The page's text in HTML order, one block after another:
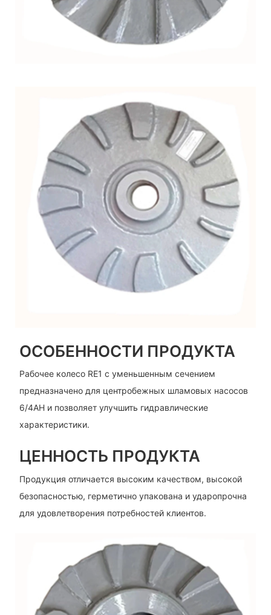
ОСОБЕННОСТИ ПРОДУКТА
Рабочее колесо RE1 с уменьшенным сечением
предназначено для центробежных шламовых насосов
6/4AH и позволяет улучшить гидравлические
характеристики.
ЦЕННОСТЬ ПРОДУКТА
Продукция отличается высоким качеством, высокой
безопасностью, герметично упакована и ударопрочна
для удовлетворения потребностей клиентов.